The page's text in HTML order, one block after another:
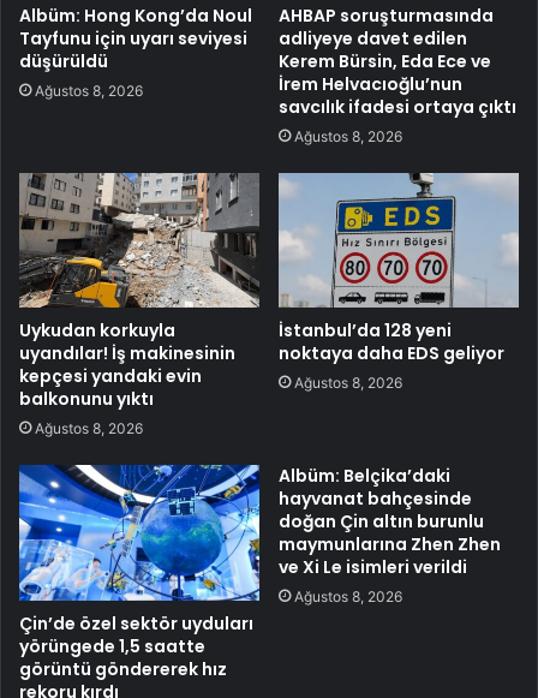
Albüm: Hong Kong’da Noul
Tayfunu için uyarı seviyesi
düşürüldü
Ağustos 8, 2026
AHBAP soruşturmasında
adliyeye davet edilen
Kerem Bürsin, Eda Ece ve
İrem Helvacıoğlu’nun
savcılık ifadesi ortaya çıktı
Ağustos 8, 2026
Uykudan korkuyla
uyandılar! İş makinesinin
kepçesi yandaki evin
balkonunu yıktı
Ağustos 8, 2026
İstanbul’da 128 yeni
noktaya daha EDS geliyor
Ağustos 8, 2026
Çin’de özel sektör uyduları
yörüngede 1,5 saatte
görüntü göndererek hız
rekoru kırdı
Albüm: Belçika’daki
hayvanat bahçesinde
doğan Çin altın burunlu
maymunlarına Zhen Zhen
ve Xi Le isimleri verildi
Ağustos 8, 2026